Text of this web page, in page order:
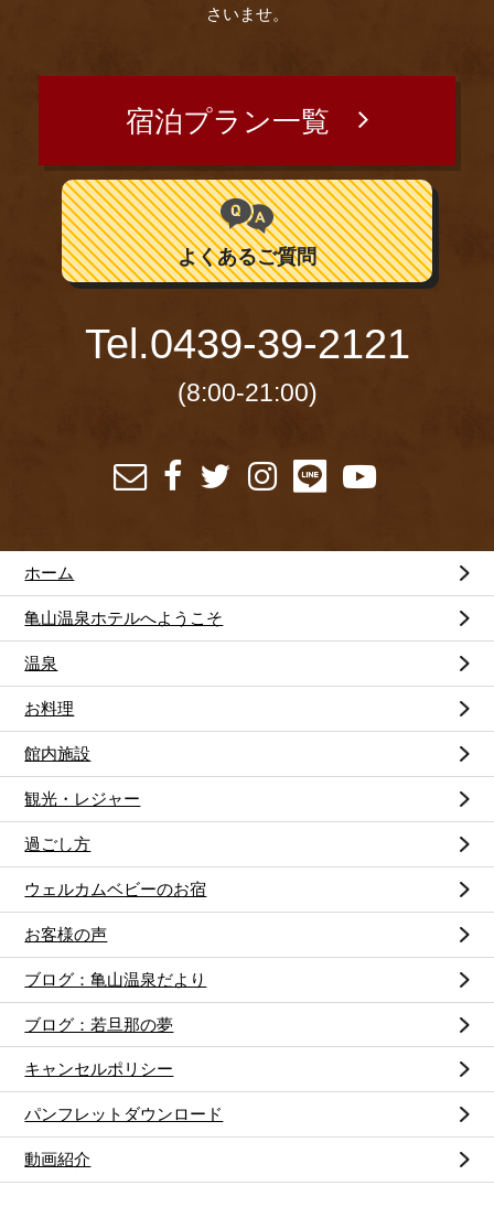
さいませ。
宿泊プラン一覧
よくあるご質問
Tel.0439-39-2121
(8:00-21:00)
ホーム
亀山温泉ホテルへようこそ
温泉
お料理
館内施設
観光・レジャー
過ごし方
ウェルカムベビーのお宿
お客様の声
ブログ：亀山温泉だより
ブログ：若旦那の夢
キャンセルポリシー
パンフレットダウンロード
動画紹介